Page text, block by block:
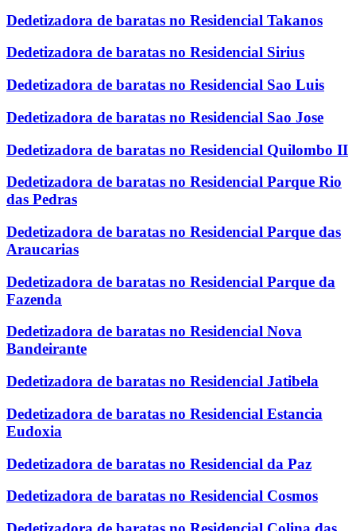
Dedetizadora de baratas no Residencial Takanos
Dedetizadora de baratas no Residencial Sirius
Dedetizadora de baratas no Residencial Sao Luis
Dedetizadora de baratas no Residencial Sao Jose
Dedetizadora de baratas no Residencial Quilombo II
Dedetizadora de baratas no Residencial Parque Rio
das Pedras
Dedetizadora de baratas no Residencial Parque das
Araucarias
Dedetizadora de baratas no Residencial Parque da
Fazenda
Dedetizadora de baratas no Residencial Nova
Bandeirante
Dedetizadora de baratas no Residencial Jatibela
Dedetizadora de baratas no Residencial Estancia
Eudoxia
Dedetizadora de baratas no Residencial da Paz
Dedetizadora de baratas no Residencial Cosmos